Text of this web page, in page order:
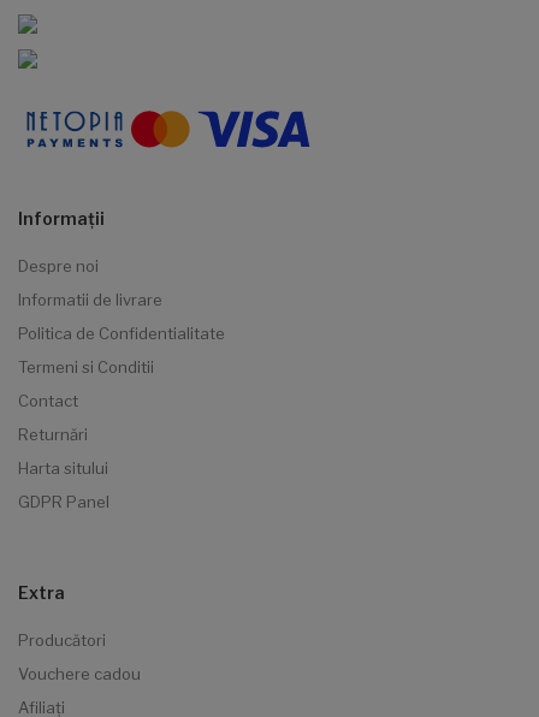
Informaţii
Despre noi
Informatii de livrare
Politica de Confidentialitate
Termeni si Conditii
Contact
Returnări
Harta sitului
GDPR Panel
Extra
Producători
Vouchere cadou
Afiliaţi